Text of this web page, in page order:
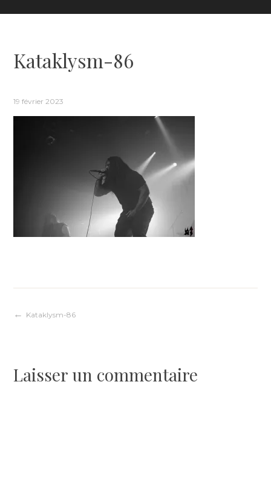
Kataklysm-86
19 février 2023
Navigation
l’article
Kataklysm-86
Laisser un commentaire